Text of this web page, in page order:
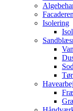
Isolering